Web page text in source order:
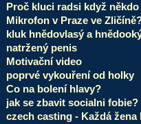
Proč kluci radsi když
Mikrofon v Praze ve
kluk hnědovlasý a
natržený penis
Motivační video
poprvé vykouření od holky
Co na bolení hlavy?
jak se zbavit socialni fobie?
czech casting - Každá žena